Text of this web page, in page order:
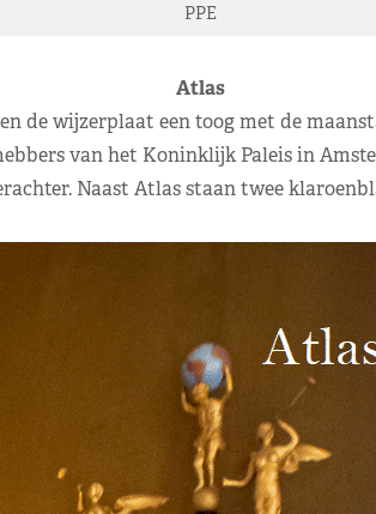
PPE
Atlas
de wijzerplaat een toog met de
van het Koninklijk Paleis in
Naast Atlas staan twee